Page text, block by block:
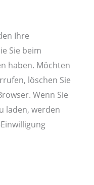
Ihre
Sie beim
haben. Möchten
löschen Sie
Wenn Sie
laden, werden